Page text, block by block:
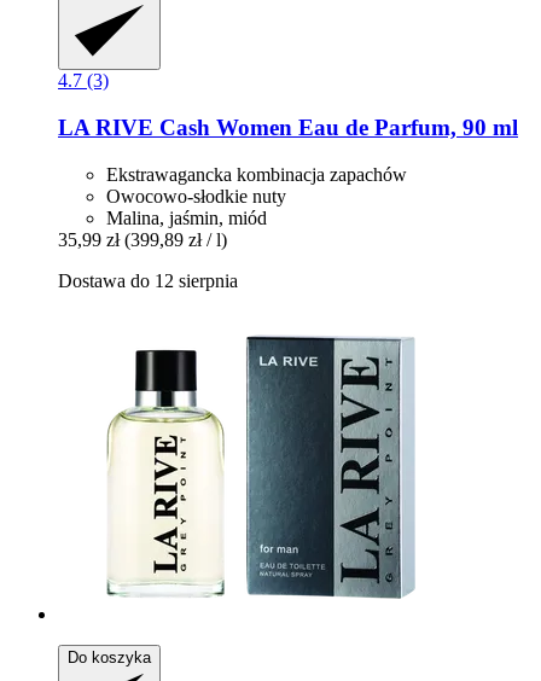
4.7 (3)
LA RIVE Cash Women Eau de Parfum, 90 ml
Ekstrawagancka kombinacja zapachów
Owocowo-słodkie nuty
Malina, jaśmin, miód
35,99 zł (399,89 zł / l)
Dostawa do 12 sierpnia
Do koszyka